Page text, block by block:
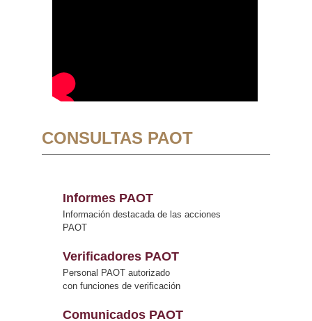
CONSULTAS PAOT
Informes PAOT
Información destacada de las acciones
PAOT
Verificadores PAOT
Personal PAOT autorizado
con funciones de verificación
Comunicados PAOT